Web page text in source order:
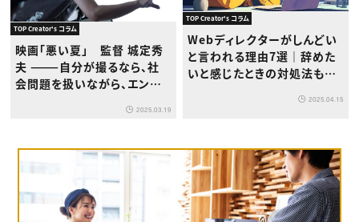
TOP Creator's コラム
映画「悪い夏」 監督 城定秀
夫 ———自分が撮るなら、社
会問題を扱いながら、エンタ
いけないと思ってました2025.03.19
TOP Creator's コラム
Webディレクターがしんどい
と言われる理由7選｜辞めた
いと感じたときの対処法も解
2025.04.15